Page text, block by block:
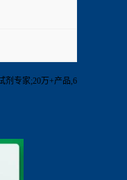
剂专家;20万+产品,6